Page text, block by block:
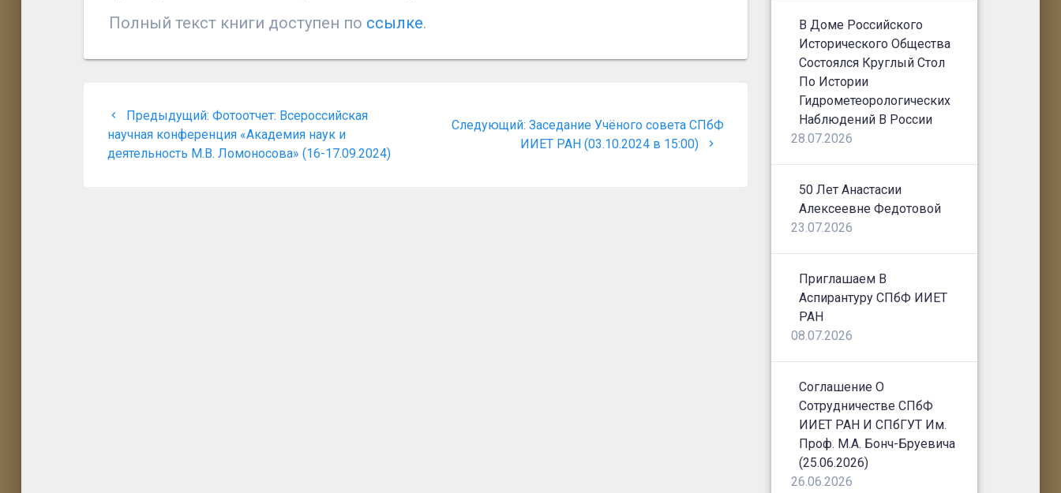
Полный текст книги доступен по ссылке.
Навигация
по
Предыдущий: Предыдущая
запись:
Фотоотчет: Всероссийская
научная конференция «Академия наук и
деятельность М.В. Ломоносова» (16-17.09.2024)
Следующий: Следующая
запись:
Заседание Учёного совета СПбФ
ИИЕТ РАН (03.10.2024 в 15:00)
В Доме Российского
Исторического Общества
Состоялся Круглый Стол
По Истории
Гидрометеорологических
Наблюдений В России
28.07.2026
50 Лет Анастасии
Алексеевне Федотовой
23.07.2026
Приглашаем В
Аспирантуру СПбФ ИИЕТ
РАН
08.07.2026
Соглашение О
Сотрудничестве СПбФ
ИИЕТ РАН И СПбГУТ Им.
Проф. М.А. Бонч-Бруевича
(25.06.2026)
26.06.2026